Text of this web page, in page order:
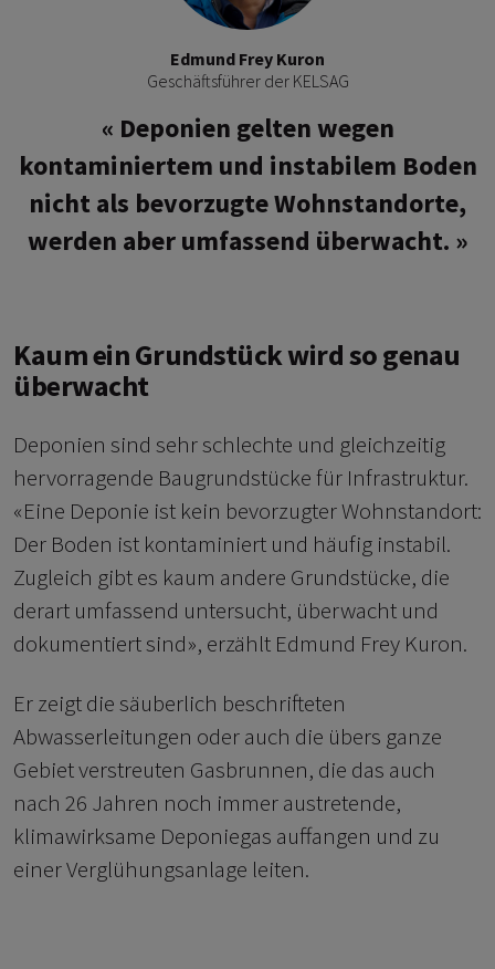
Edmund Frey Kuron
Geschäftsführer der KELSAG
Deponien gelten wegen
kontaminiertem und instabilem Boden
nicht als bevorzugte Wohnstandorte,
werden aber umfassend überwacht.
Kaum ein Grundstück wird so genau
überwacht
Deponien sind sehr schlechte und gleichzeitig
hervorragende Baugrundstücke für Infrastruktur.
«Eine Deponie ist kein bevorzugter Wohnstandort:
Der Boden ist kontaminiert und häufig instabil.
Zugleich gibt es kaum andere Grundstücke, die
derart umfassend untersucht, überwacht und
dokumentiert sind», erzählt Edmund Frey Kuron.
Er zeigt die säuberlich beschrifteten
Abwasserleitungen oder auch die übers ganze
Gebiet verstreuten Gasbrunnen, die das auch
nach 26 Jahren noch immer austretende,
klimawirksame Deponiegas auffangen und zu
einer Verglühungsanlage leiten.